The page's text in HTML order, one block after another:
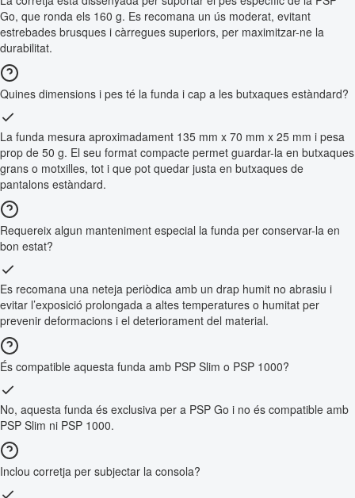
Go, que ronda els 160 g. Es recomana un ús moderat, evitant
estrebades brusques i càrregues superiors, per maximitzar-ne la
durabilitat.
Quines dimensions i pes té la funda i cap a les butxaques estàndard?
La funda mesura aproximadament 135 mm x 70 mm x 25 mm i pesa
prop de 50 g. El seu format compacte permet guardar-la en butxaques
grans o motxilles, tot i que pot quedar justa en butxaques de
pantalons estàndard.
Requereix algun manteniment especial la funda per conservar-la en
bon estat?
Es recomana una neteja periòdica amb un drap humit no abrasiu i
evitar l’exposició prolongada a altes temperatures o humitat per
prevenir deformacions i el deteriorament del material.
És compatible aquesta funda amb PSP Slim o PSP 1000?
No, aquesta funda és exclusiva per a PSP Go i no és compatible amb
PSP Slim ni PSP 1000.
Inclou corretja per subjectar la consola?